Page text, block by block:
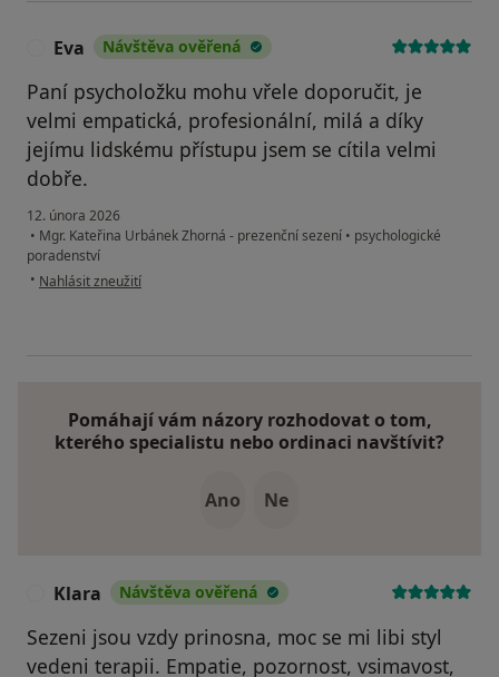
Eva Návštěva ověřená
Paní psycholožku mohu vřele doporučit, je
velmi empatická, profesionální, milá a díky
jejímu lidskému přístupu jsem se cítila velmi
dobře.
12. února 2026
• Mgr. Kateřina Urbánek Zhorná - prezenční sezení • psychologické
poradenství
• podle názoru uživatele Eva
Nahlásit zneužití
Pomáhají vám názory rozhodovat o tom,
kterého specialistu nebo ordinaci navštívit?
Ano Ne
Klara Návštěva ověřená
Sezeni jsou vzdy prinosna, moc se mi libi styl
vedeni terapii. Empatie, pozornost, vsimavost,